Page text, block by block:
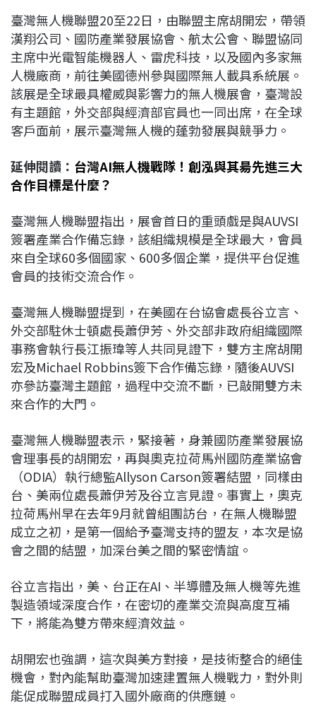
臺灣無人機聯盟20至22日，由聯盟主席胡開宏，帶領
漢翔公司、國防產業發展協會、航太公會、聯盟協同
主席中光電智能機器人、雷虎科技，以及國內多家無
人機廠商，前往美國德州參與國際無人載具系統展。
該展是全球最具權威與影響力的無人機展會，臺灣設
有主題館，外交部與經濟部官員也一同出席，在全球
客戶面前，展示臺灣無人機的蓬勃發展與競爭力。
延伸閱讀： 台灣AI無人機戰隊！創泓與其昜先進三大
合作目標是什麼？
臺灣無人機聯盟指出，展會首日的重頭戲是與AUVSI
簽署產業合作備忘錄，該組織規模是全球最大，會員
來自全球60多個國家、600多個企業，提供平台促進
會員的技術交流合作。
臺灣無人機聯盟提到，在美國在台協會處長谷立言、
外交部駐休士頓處長蕭伊芳、外交部非政府組織國際
事務會執行長江振瑋等人共同見證下，雙方主席胡開
宏及Michael Robbins簽下合作備忘錄，隨後AUVSI
亦參訪臺灣主題館，過程中交流不斷，已敲開雙方未
來合作的大門。
臺灣無人機聯盟表示，緊接著，身兼國防產業發展協
會理事長的胡開宏，再與奧克拉荷馬州國防產業協會
（ODIA）執行總監Allyson Carson簽署結盟，同樣由
台、美兩位處長蕭伊芳及谷立言見證。事實上，奧克
拉荷馬州早在去年9月就曾組團訪台，在無人機聯盟
成立之初，是第一個給予臺灣支持的盟友，本次是協
會之間的結盟，加深台美之間的緊密情誼。
谷立言指出，美、台正在AI、半導體及無人機等先進
製造領域深度合作，在密切的產業交流與高度互補
下，將能為雙方帶來經濟效益。
胡開宏也強調，這次與美方對接，是技術整合的絕佳
機會，對內能幫助臺灣加速建置無人機戰力，對外則
能促成聯盟成員打入國外廠商的供應鏈。